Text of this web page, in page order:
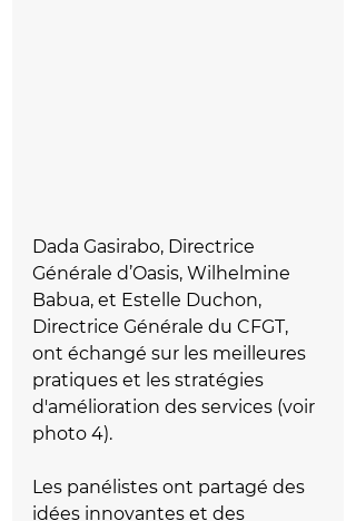
Dada Gasirabo, Directrice
Générale d’Oasis, Wilhelmine
Babua, et Estelle Duchon,
Directrice Générale du CFGT,
ont échangé sur les meilleures
pratiques et les stratégies
d'amélioration des services (voir
photo 4).
Les panélistes ont partagé des
idées innovantes et des